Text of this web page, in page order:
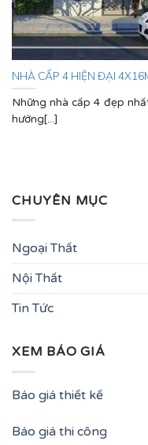
NHÀ CẤP 4 HIỆN ĐẠI
Những nhà cấp 4 đẹp
hướng[...]
CHUYÊN MỤC
Ngoại Thất
Nội Thất
Tin Tức
XEM BÁO GIÁ
Báo giá thiết kế
Báo giá thi công